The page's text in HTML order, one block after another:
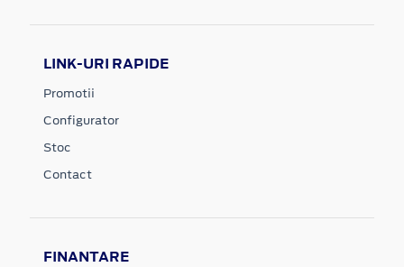
LINK-URI RAPIDE
Promotii
Configurator
Stoc
Contact
FINANTARE